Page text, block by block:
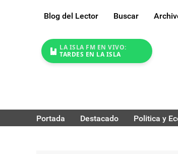
Blog del Lector Buscar
LA ISLA FM EN VIVO:
TARDES EN LA ISLA
Portada Destacado Politica y